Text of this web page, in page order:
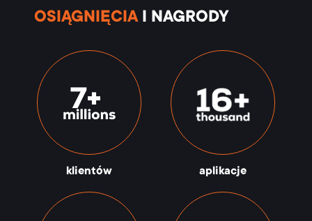
OSIĄGNIĘCIAI NAGRODY
klientów aplikacje